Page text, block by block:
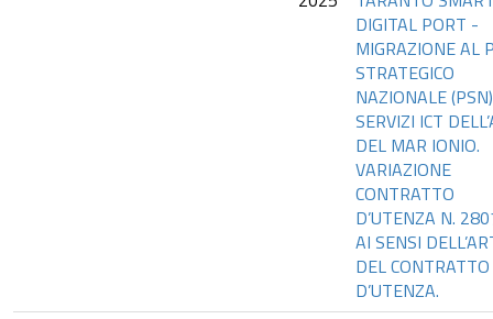
DIGITAL PORT -
MIGRAZIONE AL
STRATEGICO
NAZIONALE
SERVIZI ICT
DEL MAR IONIO.
VARIAZIONE
CONTRATTO
D’UTENZA N.
AI SENSI
DEL CONTRATTO
D’UTENZA.